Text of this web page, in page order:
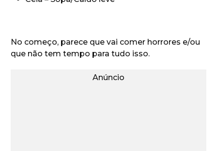
No começo, parece que vai comer horrores e/ou
que não tem tempo para tudo isso.
Anúncio